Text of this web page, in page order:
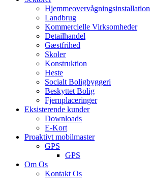
Hjemmeovervågningsinstallation
Landbrug
Kommercielle Virksomheder
Detailhandel
Gæstfrihed
Skoler
Konstruktion
Heste
Socialt Boligbyggeri
Beskyttet Bolig
Fjernplaceringer
Eksisterende kunder
Downloads
E-Kort
Proaktivt mobilmaster
GPS
GPS
Om Os
Kontakt Os